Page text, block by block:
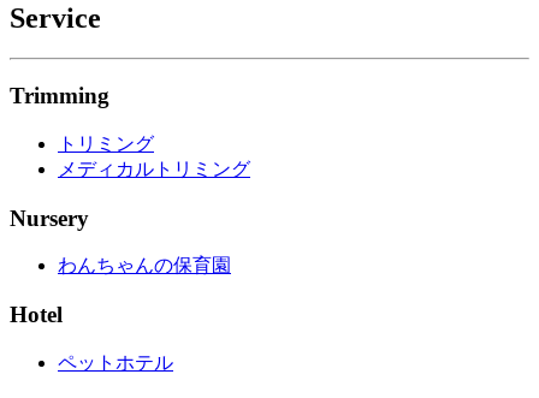
Service
Trimming
トリミング
メディカルトリミング
Nursery
わんちゃんの保育園
Hotel
ペットホテル